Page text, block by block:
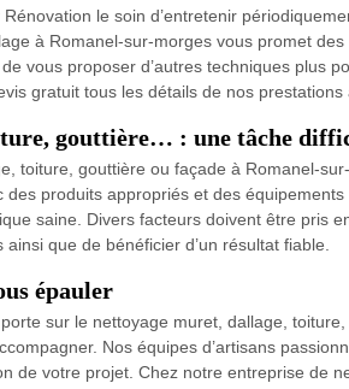
le soin d’entretenir
à Romanel-sur-morges vous promet
vous proposer d’autres techniques plus
gratuit tous les détails de nos
gouttière… : une tâche
toiture, gouttière ou façade à Romanel-
produits appropriés et des
saine. Divers facteurs doivent être pris
que de bénéficier d’un résultat fiable.
épauler
sur le nettoyage muret, dallage,
Nos équipes d’artisans
de votre projet. Chez notre entreprise de